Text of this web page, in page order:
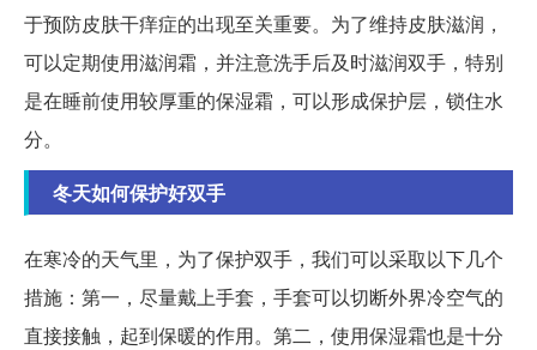
于预防皮肤干痒症的出现至关重要。为了维持皮肤滋润，
可以定期使用滋润霜，并注意洗手后及时滋润双手，特别
是在睡前使用较厚重的保湿霜，可以形成保护层，锁住水
分。
冬天如何保护好双手
在寒冷的天气里，为了保护双手，我们可以采取以下几个
措施：第一，尽量戴上手套，手套可以切断外界冷空气的
直接接触，起到保暖的作用。第二，使用保湿霜也是十分